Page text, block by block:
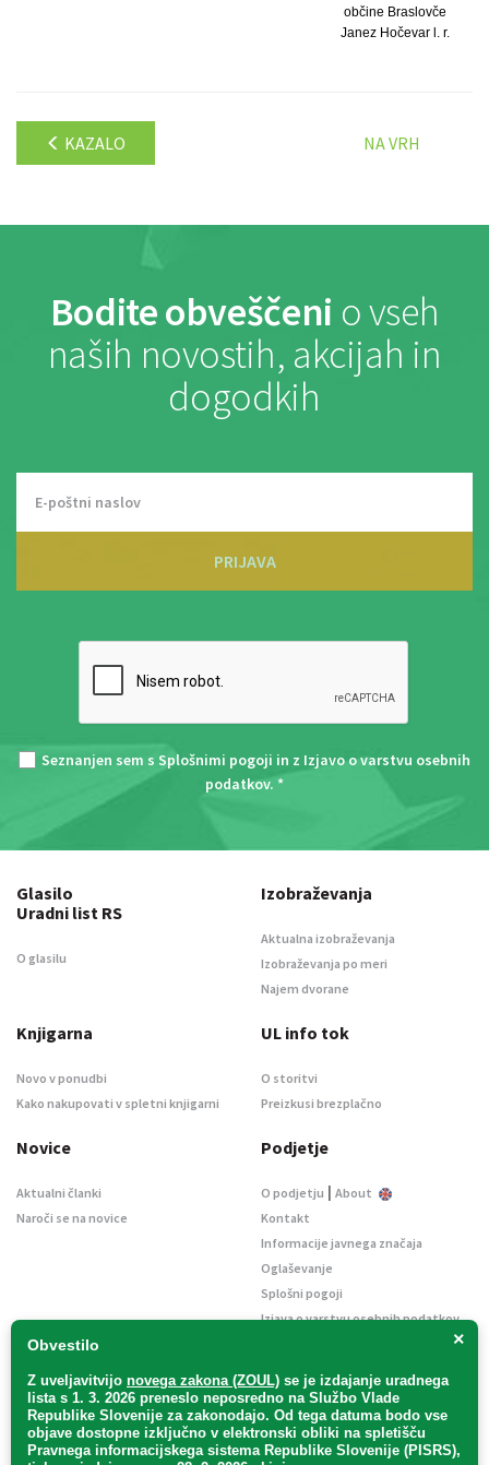
občine Braslovče
Janez Hočevar l. r.
KAZALO NA VRH
Bodite obveščeni o vseh
naših novostih, akcijah in
dogodkih
PRIJAVA
Seznanjen sem s Splošnimi pogoji in z Izjavo o varstvu osebnih
podatkov. *
×
Obvestilo
Z uveljavitvijo novega zakona (ZOUL) se je izdajanje uradnega
lista s 1. 3. 2026 preneslo neposredno na Službo Vlade
Republike Slovenije za zakonodajo. Od tega datuma bodo vse
objave dostopne izključno v elektronski obliki na spletišču
Pravnega informacijskega sistema Republike Slovenije (PISRS),
Glasilo
Uradni list RS
O glasilu
Izobraževanja
Aktualna izobraževanja
Izobraževanja po meri
Najem dvorane
Knjigarna
Novo v ponudbi
Kako nakupovati v spletni knjigarni
UL info tok
O storitvi
Preizkusi brezplačno
Novice
Aktualni članki
Naroči se na novice
Podjetje
O podjetju | About
Kontakt
Informacije javnega značaja
Oglaševanje
Splošni pogoji
Izjava o varstvu osebnih podatkov